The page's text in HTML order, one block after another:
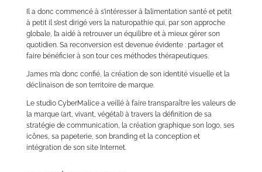
Il a donc commencé à s’intéresser à l’alimentation santé et petit
à petit il s’est dirigé vers la naturopathie qui, par son approche
globale, l’a aidé à retrouver un équilibre et à mieux gérer son
quotidien. Sa reconversion est devenue évidente : partager et
faire bénéficier à son tour ces méthodes thérapeutiques.
James m’a donc confié, la création de son identité visuelle et la
déclinaison de son territoire de marque.
Le studio CyberMalice a veillé à faire transparaître les valeurs de
la marque (art, vivant, végétal) à travers la définition de sa
stratégie de communication, la création graphique son logo, ses
icônes, sa papeterie, son branding et la conception et
intégration de son site Internet.